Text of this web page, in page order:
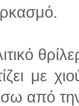
με
από